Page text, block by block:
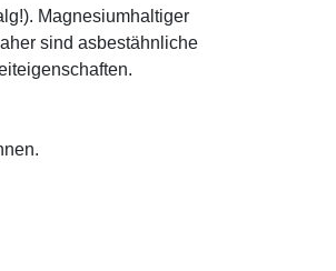
Magnesiumhaltiger
sind asbestähnliche